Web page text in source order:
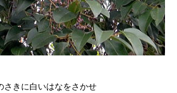
さきに白いはなをさかせ